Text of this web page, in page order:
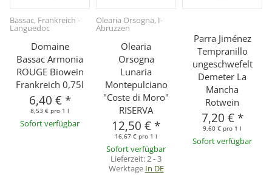
Bassac, Frankreich -
Languedoc
Domaine
Bassac Armonia
ROUGE Biowein
Frankreich 0,75l
6,40 € *
8,53 € pro 1 l
Sofort verfügbar
Olearia Orsogna, I-
Abruzzen
Olearia
Orsogna
Lunaria
Montepulciano
"Coste di Moro"
RISERVA
12,50 € *
16,67 € pro 1 l
Sofort verfügbar
Lieferzeit:2 - 3
Werktage In DE
Parra Jiménez
Tempranillo
ungeschwefelt
Demeter La
Mancha
Rotwein
7,20 € *
9,60 € pro 1 l
Sofort verfügbar